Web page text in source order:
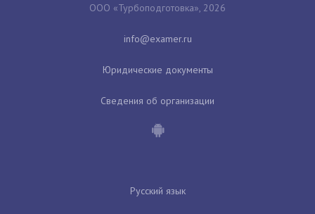
ООО «Турбоподготовка», 2026
Юридические документы
Сведения об организации
Русский язык